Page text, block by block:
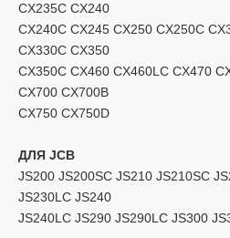
CX235C CX240
CX240C CX245 CX250 CX250C
CX330C CX350
CX350C CX460 CX460LC CX470
CX700 CX700B
CX750 CX750D
ДЛЯ JCB
JS200 JS200SC JS210 JS210SC
JS230LC JS240
JS240LC JS290 JS290LC JS300